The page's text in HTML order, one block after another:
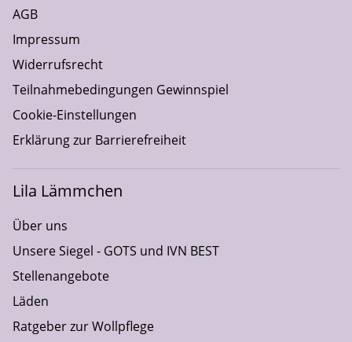
AGB
Impressum
Widerrufsrecht
Teilnahmebedingungen Gewinnspiel
Cookie-Einstellungen
Erklärung zur Barrierefreiheit
Lila Lämmchen
Über uns
Unsere Siegel - GOTS und IVN BEST
Stellenangebote
Läden
Ratgeber zur Wollpflege